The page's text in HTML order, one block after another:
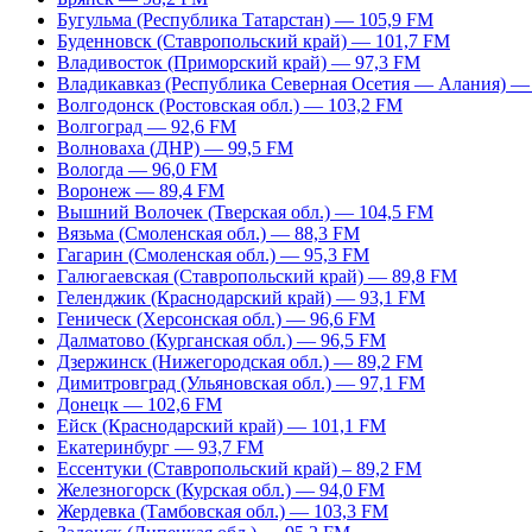
Бугульма (Республика Татарстан) — 105,9 FM
Буденновск (Ставропольский край) — 101,7 FM
Владивосток (Приморский край) — 97,3 FM
Владикавказ (Республика Северная Осетия — Алания)
Волгодонск (Ростовская обл.) — 103,2 FM
Волгоград — 92,6 FM
Волноваха (ДНР) — 99,5 FM
Вологда — 96,0 FM
Воронеж — 89,4 FM
Вышний Волочек (Тверская обл.) — 104,5 FM
Вязьма (Смоленская обл.) — 88,3 FM
Гагарин (Смоленская обл.) — 95,3 FM
Галюгаевская (Ставропольский край) — 89,8 FM
Геленджик (Краснодарский край) — 93,1 FM
Геническ (Херсонская обл.) — 96,6 FM
Далматово (Курганская обл.) — 96,5 FM
Дзержинск (Нижегородская обл.) — 89,2 FM
Димитровград (Ульяновская обл.) — 97,1 FM
Донецк — 102,6 FM
Ейск (Краснодарский край) — 101,1 FM
Екатеринбург — 93,7 FM
Ессентуки (Ставропольский край) – 89,2 FM
Железногорск (Курская обл.) — 94,0 FM
Жердевка (Тамбовская обл.) — 103,3 FM